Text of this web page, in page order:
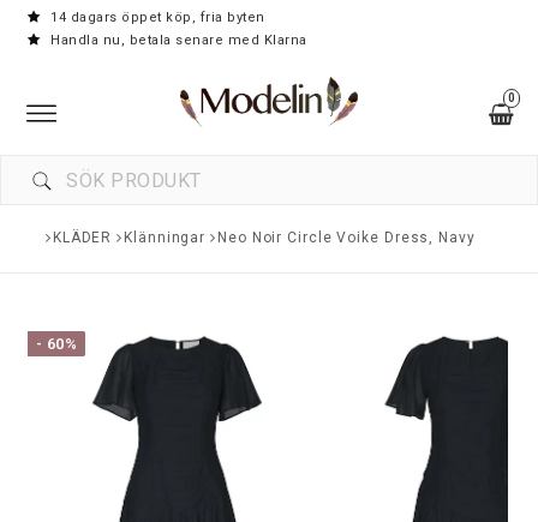
14 dagars öppet köp, fria byten
Handla nu, betala senare med Klarna
0
Toggle navigation
KLÄDER Klänningar Neo Noir Circle Voike Dress, Navy
- 60%